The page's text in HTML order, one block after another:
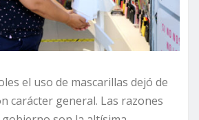
el uso de mascarillas dejó de
carácter general. Las razones